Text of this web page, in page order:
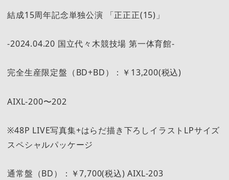
結成15周年記念単独公演 「正正正(15)」
-2024.04.20 国立代々木競技場 第一体育館-
完全生産限定盤（BD+BD）：￥13,200(税込)
AIXL-200〜202
※48P LIVE写真集+はらだ描き下ろしイラストLPサイズ
スペシャルパッケージ
通常盤（BD）：￥7,700(税込) AIXL-203